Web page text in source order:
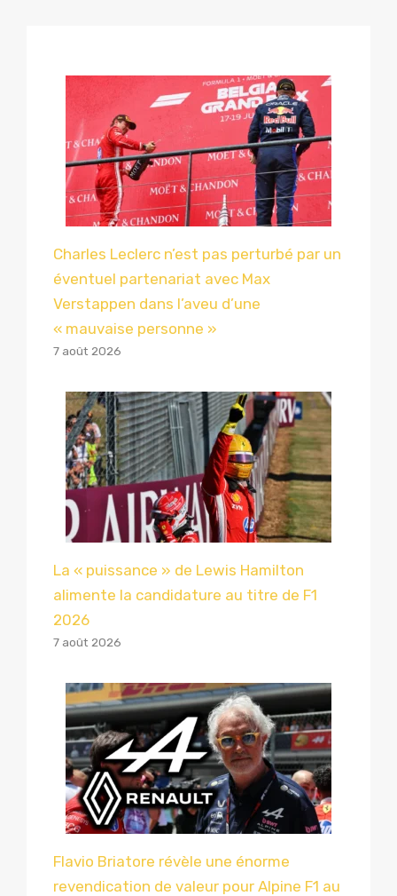
Charles Leclerc n’est pas perturbé par un
éventuel partenariat avec Max
Verstappen dans l’aveu d’une
« mauvaise personne »
7 août 2026
La « puissance » de Lewis Hamilton
alimente la candidature au titre de F1
2026
7 août 2026
Flavio Briatore révèle une énorme
revendication de valeur pour Alpine F1 au